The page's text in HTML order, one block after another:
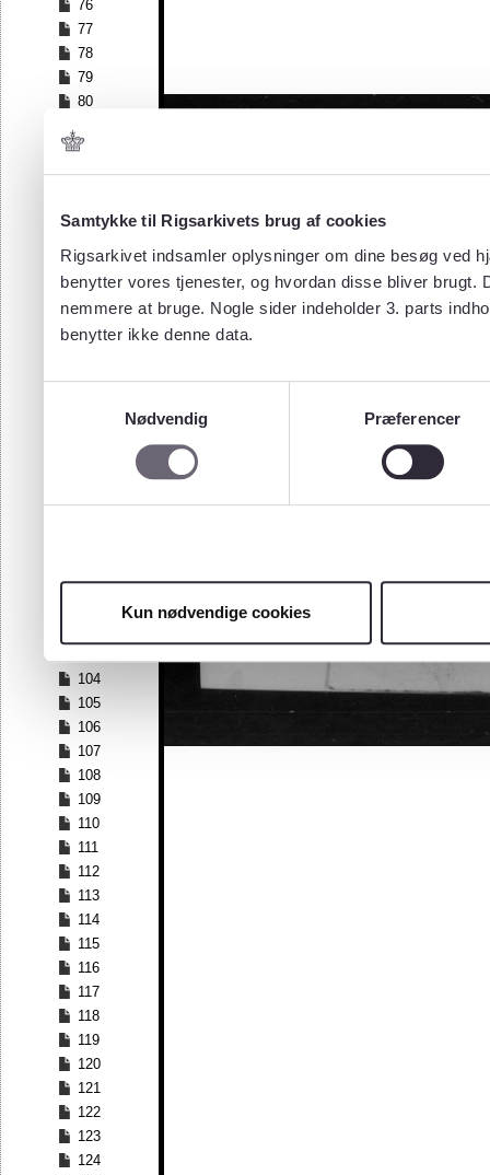
Samtykke til Rigsarkivets brug af cookies
Rigsarkivet indsamler oplysninger om dine besøg ved
benytter vores tjenester, og hvordan disse bliver
nemmere at bruge. Nogle sider indeholder 3. parts
benytter ikke denne data.
Nødvendig
Præferencer
Kun nødvendige cookies
76
77
78
79
80
82
83
85
87
88
89
90
97
100
104
105
106
107
108
109
110
111
112
113
114
115
116
117
118
119
120
121
122
123
124